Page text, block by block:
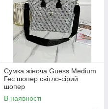
Сумка жіноча Guess Medium
Гес шопер світло-сірий
шопер
В наявності